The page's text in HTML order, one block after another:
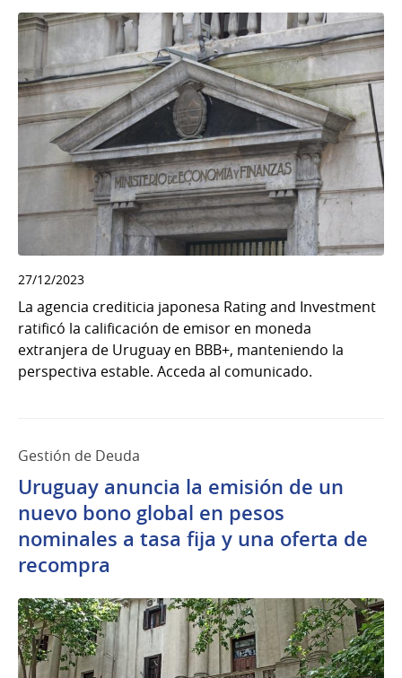
27/12/2023
La agencia crediticia japonesa Rating and Investment
ratificó la calificación de emisor en moneda
extranjera de Uruguay en BBB+, manteniendo la
perspectiva estable. Acceda al comunicado.
Gestión de Deuda
Uruguay anuncia la emisión de un
nuevo bono global en pesos
nominales a tasa fija y una oferta de
recompra